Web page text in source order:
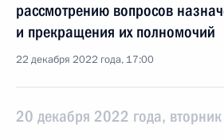
рассмотрению вопросов
и прекращения их полномочий
22 декабря 2022 года, 17:00
20 декабря 2022 года, вторник